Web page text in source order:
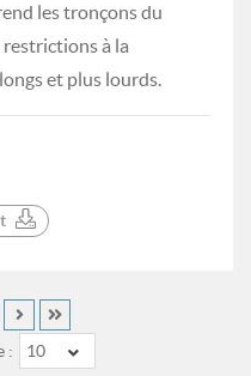
les tronçons du
à la
et plus lourds.
: 10